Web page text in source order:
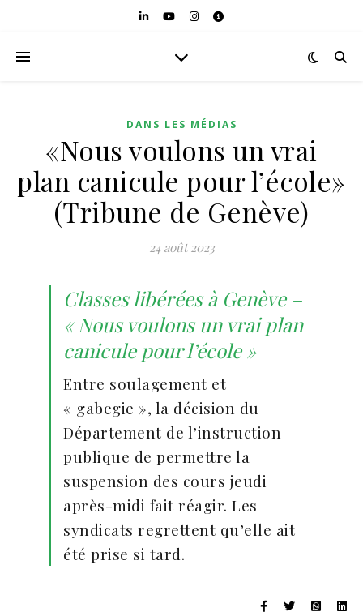
DANS LES MÉDIAS
«Nous voulons un vrai
plan canicule pour l’école»
(Tribune de Genève)
24 août 2023
Classes libérées à Genève –
« Nous voulons un vrai plan
canicule pour l’école »
Entre soulagement et
« gabegie », la décision du
Département de l’instruction
publique de permettre la
suspension des cours jeudi
après-midi fait réagir. Les
syndicats regrettent qu’elle ait
été prise si tard.